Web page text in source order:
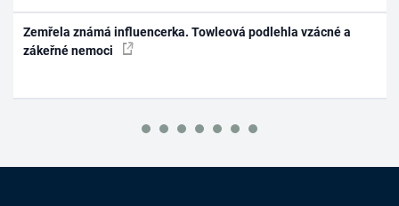
Zemřela známá influencerka. Towleová podlehla vzácné a
zákeřné nemoci